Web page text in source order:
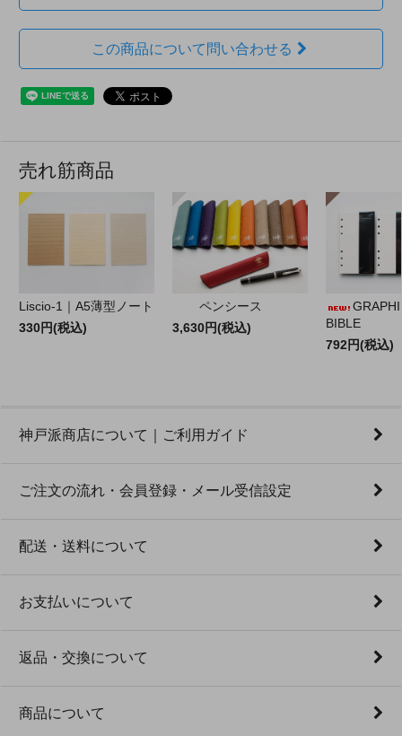
この商品について問い合わせる
売れ筋商品
Liscio-1｜A5薄型ノート
330円(税込)
ペンシース
3,630円(税込)
BIBLE
792円(税込)
神戸派商店について｜ご利用ガイド
ご注文の流れ・会員登録・メール受信設定
配送・送料について
お支払いについて
返品・交換について
商品について